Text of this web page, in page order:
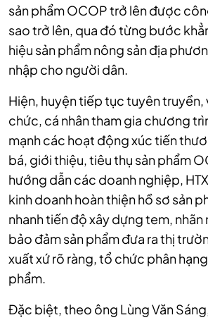
sản phẩm OCOP trở lên được
sao trở lên, qua đó từng bước
hiệu sản phẩm nông sản địa
nhập cho người dân.
Hiện, huyện tiếp tục tuyên
chức, cá nhân tham gia chương
mạnh các hoạt động xúc tiến
bá, giới thiệu, tiêu thụ sản phẩm
hướng dẫn các doanh nghiệp,
kinh doanh hoàn thiện hồ sơ sản
nhanh tiến độ xây dựng tem, nhãn
bảo đảm sản phẩm đưa ra thị
xuất xứ rõ ràng, tổ chức phân
phẩm.
Đặc biệt, theo ông Lùng Văn